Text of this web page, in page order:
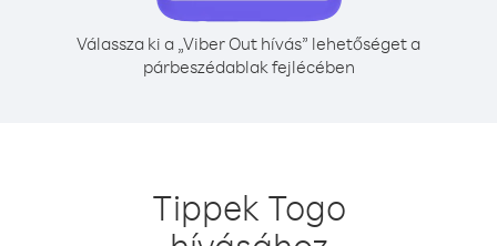
Válassza ki a „Viber Out hívás” lehetőséget a
párbeszédablak fejlécében
Tippek Togo